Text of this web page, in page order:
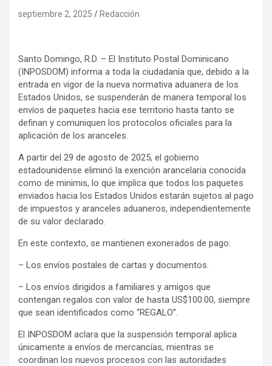
septiembre 2, 2025 Redacción
Santo Domingo, R.D. – El Instituto Postal Dominicano
(INPOSDOM) informa a toda la ciudadanía que, debido a la
entrada en vigor de la nueva normativa aduanera de los
Estados Unidos, se suspenderán de manera temporal los
envíos de paquetes hacia ese territorio hasta tanto se
definan y comuniquen los protocolos oficiales para la
aplicación de los aranceles.
A partir del 29 de agosto de 2025, el gobierno
estadounidense eliminó la exención arancelaria conocida
como de minimis, lo que implica que todos los paquetes
enviados hacia los Estados Unidos estarán sujetos al pago
de impuestos y aranceles aduaneros, independientemente
de su valor declarado.
En este contexto, se mantienen exonerados de pago:
– Los envíos postales de cartas y documentos.
– Los envíos dirigidos a familiares y amigos que
contengan regalos con valor de hasta US$100.00, siempre
que sean identificados como “REGALO”.
El INPOSDOM aclara que la suspensión temporal aplica
únicamente a envíos de mercancías, mientras se
coordinan los nuevos procesos con las autoridades